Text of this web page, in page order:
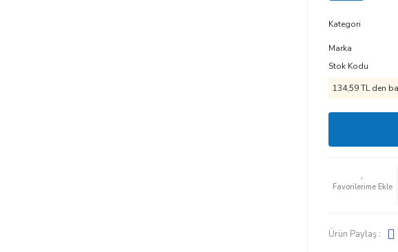
Kategori
Marka
Stok Kodu
134,59 TL den
Ürün Paylaş :